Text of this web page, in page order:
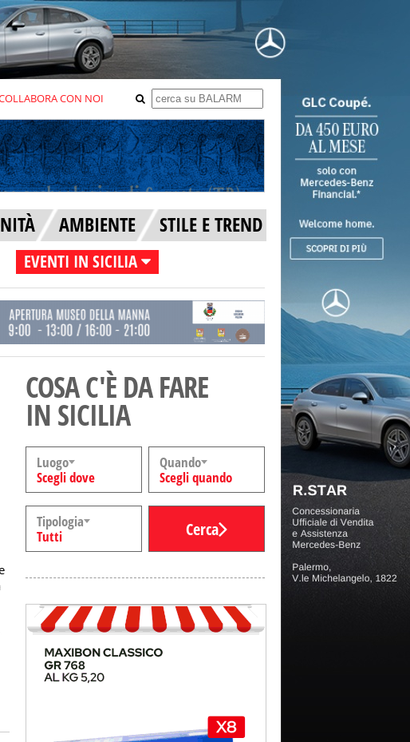
CON NOI
AMBIENTE STILE E TREND
EVENTI IN SICILIA
COSA C'È DA FARE
IN SICILIA
Luogo
Scegli dove
Quando
Scegli quando
Tipologia
Tutti
Cerca